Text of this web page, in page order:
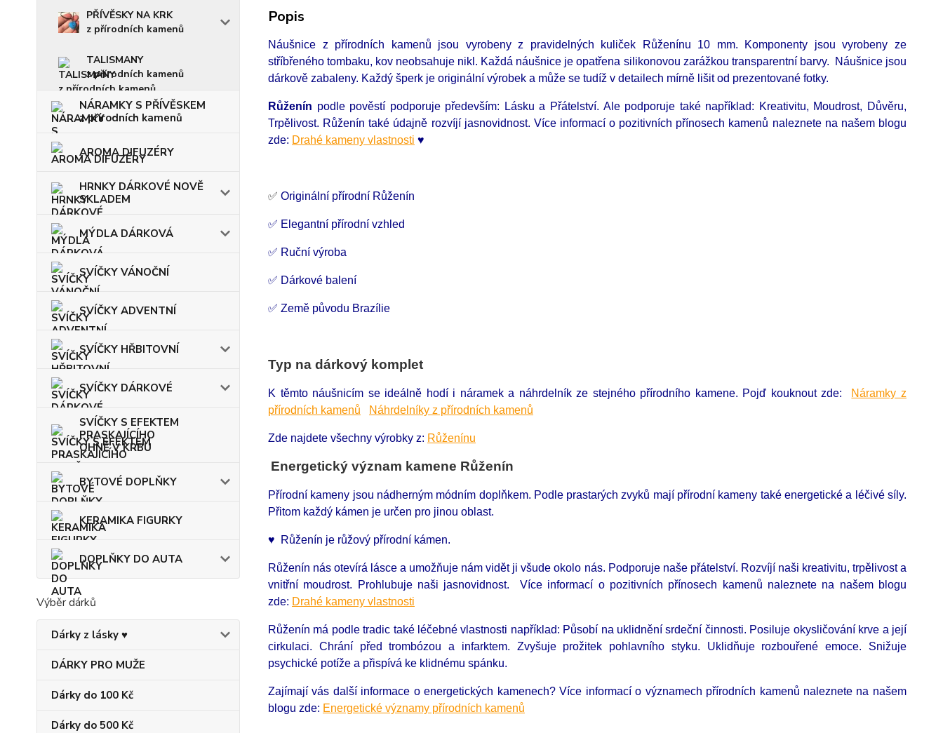
PŘÍVĚSKY NA KRK
z přírodních kamenů
TALISMANY
z přírodních kamenů
NÁRAMKY S PŘÍVĚSKEM
z přírodních kamenů
AROMA DIFUZÉRY
HRNKY DÁRKOVÉ NOVĚ
SKLADEM
MÝDLA DÁRKOVÁ
SVÍČKY VÁNOČNÍ
SVÍČKY ADVENTNÍ
SVÍČKY HŘBITOVNÍ
SVÍČKY DÁRKOVÉ
SVÍČKY S EFEKTEM
PRASKAJÍCÍHO
OHNĚ V KRBU
BYTOVÉ DOPLŇKY
KERAMIKA FIGURKY
DOPLŇKY DO AUTA
Výběr dárků
Dárky z lásky ♥
DÁRKY PRO MUŽE
Dárky do 100 Kč
Dárky do 500 Kč
Popis
Náušnice z přírodních kamenů jsou vyrobeny z pravidelných kuliček Růženínu 10 mm. Komponenty jsou vyrobeny ze
stříbřeného tombaku, kov neobsahuje nikl. Každá náušnice je opatřena silikonovou zarážkou transparentní barvy. Náušnice jsou
dárkově zabaleny. Každý šperk je originální výrobek a může se tudíž v detailech mírně lišit od prezentované fotky.
Růženín podle pověstí podporuje především: Lásku a Přátelství. Ale podporuje také například: Kreativitu, Moudrost, Důvěru,
Trpělivost. Růženín také údajně rozvíjí jasnovidnost. Více informací o pozitivních přínosech kamenů naleznete na našem blogu
zde: Drahé kameny vlastnosti ♥
✅ Originální přírodní Růženín
✅ Elegantní přírodní vzhled
✅ Ruční výroba
✅ Dárkové balení
✅ Země původu Brazílie
Typ na dárkový komplet
K těmto náušnicím se ideálně hodí i náramek a náhrdelník ze stejného přírodního kamene. Pojď kouknout zde: Náramky z
přírodních kamenů
Náhrdelníky z přírodních kamenů
Zde najdete všechny výrobky z: Růženínu
Energetický význam kamene Růženín
Přírodní kameny jsou nádherným módním doplňkem. Podle prastarých zvyků mají přírodní kameny také energetické a léčivé síly.
Přitom každý kámen je určen pro jinou oblast.
♥ Růženín je růžový přírodní kámen.
Růženín nás otevírá lásce a umožňuje nám vidět ji všude okolo nás. Podporuje naše přátelství. Rozvíjí naši kreativitu, trpělivost a
vnitřní moudrost. Prohlubuje naši jasnovidnost. Více informací o pozitivních přínosech kamenů naleznete na našem blogu
zde: Drahé kameny vlastnosti
Růženín má podle tradic také léčebné vlastnosti například: Působí na uklidnění srdeční činnosti. Posiluje okysličování krve a její
cirkulaci. Chrání před trombózou a infarktem. Zvyšuje prožitek pohlavního styku. Uklidňuje rozbouřené emoce. Snižuje
psychické potíže a přispívá ke klidnému spánku.
Zajímají vás další informace o energetických kamenech?Více informací o významech přírodních kamenů naleznete na našem
blogu zde: Energetické významy přírodních kamenů